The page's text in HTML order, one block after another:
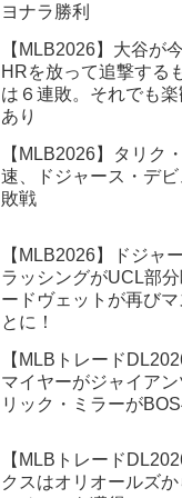
ヨナラ勝利
【MLB2026】大谷が
HRを放って追撃する
は６連敗。それでも
あり
【MLB2026】タリク
速、ドジャース・デビ
敗戦
【MLB2026】ドジャ
ラッシングがUCL部
ードヴェットが再び
とに！
【MLBトレード
マイヤーがジャイア
リック・ミラーが
【MLBトレード
クスはオリオールズ